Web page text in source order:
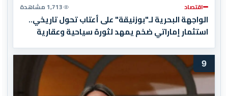
اقتصاد 1,713 مشاهدة
الواجهة البحرية لـ"بوزنيقة" على أعتاب تحول تاريخي..
استثمار إماراتي ضخم يمهد لثورة سياحية وعقارية
9